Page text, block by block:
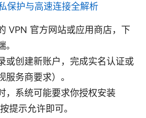
保护与高速连接全解析
VPN 官方网站或应用商店，下
或创建新账户，完成实名认证或
服务商要求）。
，系统可能要求你授权安装
提示允许即可。